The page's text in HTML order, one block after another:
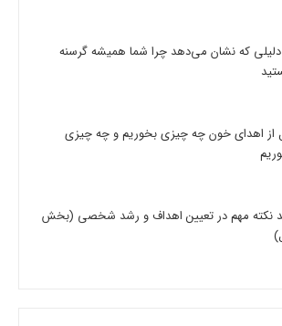
14 دلیلی که نشان می‌دهد چرا شما همیشه گرسنه
از اهدای خون چه چیزی بخوریم و چه چیزی
نکته مهم در تعیین اهداف و رشد شخصی (بخش